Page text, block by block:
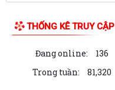
Thông báo số 1298/TB-
2558/QĐ-UBND ngày 02/7/
Các chí lãnh đạo Đảng ủy,
THỐNG KÊ TRUY CẬP
Đang online: 136
Trong tuần:
81,320